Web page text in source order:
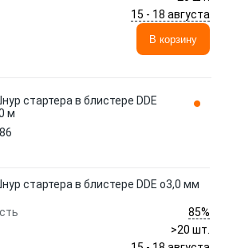
15 - 18 августа
В корзину
стартера в блистере DDE
м
стартера в блистере DDE o3,0 мм
85%
>20 шт.